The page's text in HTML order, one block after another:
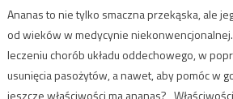
Ananas to nie tylko smaczna przekąska, ale
od wieków w medycynie
leczeniu chorób układu oddechowego, w
usunięcia pasożytów, a nawet, aby pomóc w
jeszcze właściwości ma ananas?